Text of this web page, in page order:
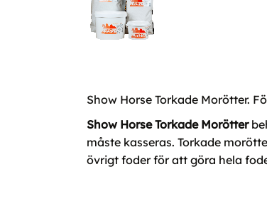
Show Horse Torkade Morötter.
Show Horse Torkade Morötter
måste kasseras. Torkade
övrigt foder för att göra hela